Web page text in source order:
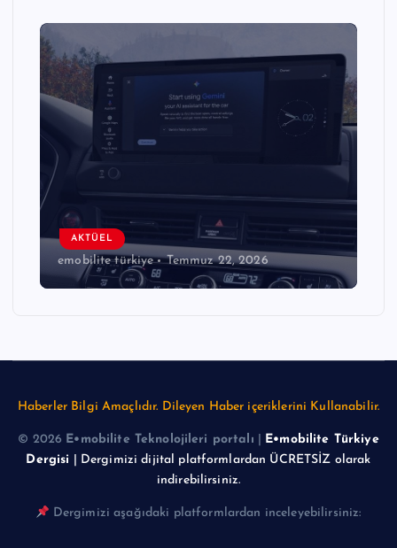
AKTÜEL
emobilite türkiye Temmuz 22, 2026
Haberler Bilgi Amaçlıdır. Dileyen Haber içeriklerini Kullanabilir.
© 2026 E•mobilite Teknolojileri portalı
E•mobilite Türkiye
Dergisi | Dergimizi dijital platformlardan ÜCRETSİZ olarak
indirebilirsiniz.
Dergimizi aşağıdaki platformlardan inceleyebilirsiniz: